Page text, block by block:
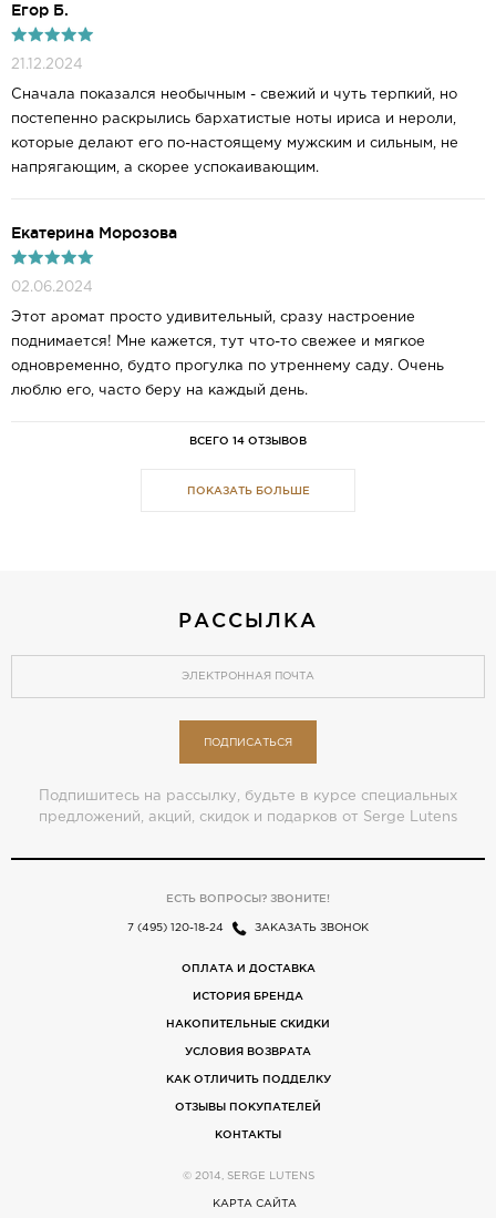
Егор Б.
21.12.2024
Сначала показался необычным - свежий и чуть терпкий, но
постепенно раскрылись бархатистые ноты ириса и нероли,
которые делают его по-настоящему мужским и сильным, не
напрягающим, а скорее успокаивающим.
Екатерина Морозова
02.06.2024
Этот аромат просто удивительный, сразу настроение
поднимается! Мне кажется, тут что-то свежее и мягкое
одновременно, будто прогулка по утреннему саду. Очень
люблю его, часто беру на каждый день.
ВСЕГО 14 ОТЗЫВОВ
ПОКАЗАТЬ БОЛЬШЕ
РАССЫЛКА
ПОДПИСАТЬСЯ
Подпишитесь на рассылку, будьте в курсе специальных
предложений, акций, скидок и подарков от Serge Lutens
ЕСТЬ ВОПРОСЫ? ЗВОНИТЕ!
7 (495) 120-18-24 ЗАКАЗАТЬ ЗВОНОК
ОПЛАТА И ДОСТАВКА
ИСТОРИЯ БРЕНДА
НАКОПИТЕЛЬНЫЕ СКИДКИ
УСЛОВИЯ ВОЗВРАТА
КАК ОТЛИЧИТЬ ПОДДЕЛКУ
ОТЗЫВЫ ПОКУПАТЕЛЕЙ
КОНТАКТЫ
© 2014, SERGE LUTENS
КАРТА САЙТА